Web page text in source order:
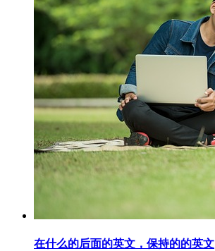
在什么的后面的英文，保持的的英文